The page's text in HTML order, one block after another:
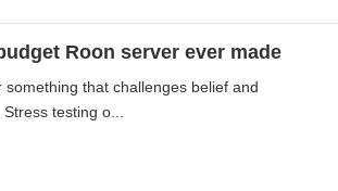
Roon server ever made
something that challenges belief and
testing o...